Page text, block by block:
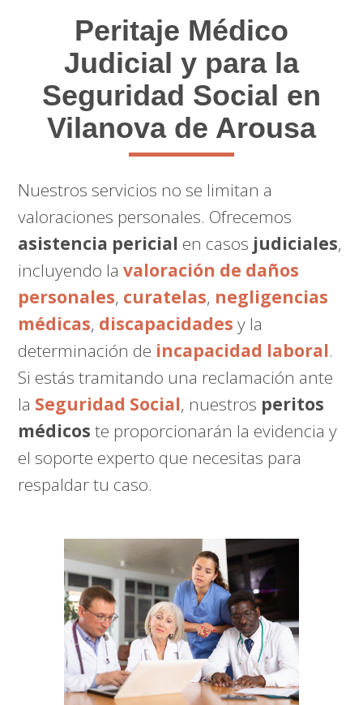
Peritaje Médico
Judicial y para la
Seguridad Social en
Vilanova de Arousa
Nuestros servicios no se limitan a
valoraciones personales. Ofrecemos
asistencia pericial en casos judiciales,
incluyendo lavaloración de daños
personales, curatelas, negligencias
médicas, discapacidades y la
determinación de incapacidad laboral.
Si estás tramitando una reclamación ante
la Seguridad Social, nuestros peritos
médicos te proporcionarán la evidencia y
el soporte experto que necesitas para
respaldar tu caso.